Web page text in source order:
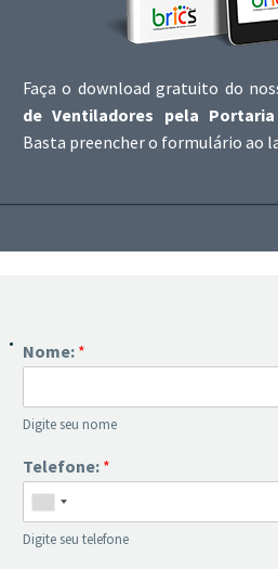
Faça o download gratuito do
de Ventiladores pela
Basta preencher o formulário ao
Nome: *
Digite seu nome
Telefone: *
Digite seu telefone